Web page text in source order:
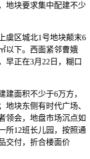
地块要求集中配建不少
区城北1号地块颠末6
以下。西面紧邻曹娥
早正在3月22日，糊口
面积不少于6万方，
地块东侧有时代广场、
领会，地盘市场沉点如
所12班长儿园，按照通
交付，折合楼面价